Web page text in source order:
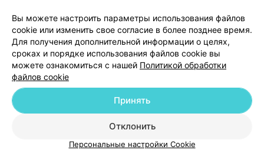
Персональные настройки cookie
Обработка персональных данных
Вы можете настроить параметры использования файлов
cookie или изменить свое согласие в более позднее время.
Для получения дополнительной информации о целях,
сроках и порядке использования файлов cookie вы
можете ознакомиться с нашей Политикой обработки
файлов cookie
Отклонить
Принять
Персональные настройки Cookie